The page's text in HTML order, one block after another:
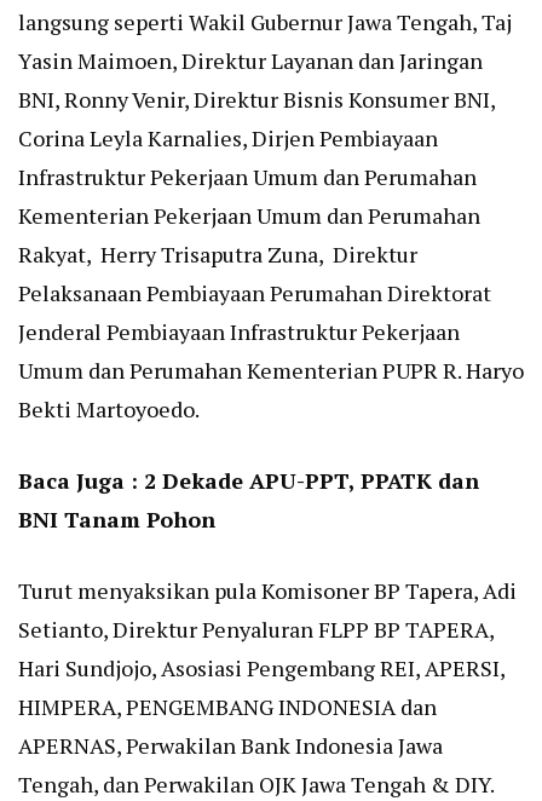
langsung seperti Wakil Gubernur Jawa Tengah, Taj
Yasin Maimoen, Direktur Layanan dan Jaringan
BNI, Ronny Venir, Direktur Bisnis Konsumer BNI,
Corina Leyla Karnalies, Dirjen Pembiayaan
Infrastruktur Pekerjaan Umum dan Perumahan
Kementerian Pekerjaan Umum dan Perumahan
Rakyat, Herry Trisaputra Zuna, Direktur
Pelaksanaan Pembiayaan Perumahan Direktorat
Jenderal Pembiayaan Infrastruktur Pekerjaan
Umum dan Perumahan Kementerian PUPR R. Haryo
Bekti Martoyoedo.
Baca Juga : 2 Dekade APU-PPT, PPATK dan
BNI Tanam Pohon
Turut menyaksikan pula Komisoner BP Tapera, Adi
Setianto, Direktur Penyaluran FLPP BP TAPERA,
Hari Sundjojo, Asosiasi Pengembang REI, APERSI,
HIMPERA, PENGEMBANG INDONESIA dan
APERNAS, Perwakilan Bank Indonesia Jawa
Tengah, dan Perwakilan OJK Jawa Tengah & DIY.